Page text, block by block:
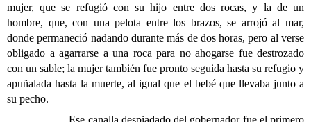
mujer, que se refugió con su hijo entre dos rocas, y la de un
hombre, que, con una pelota entre los brazos, se arrojó al mar,
donde permaneció nadando durante más de dos horas, pero al verse
obligado a agarrarse a una roca para no ahogarse fue destrozado
con un sable; la mujer también fue pronto seguida hasta su refugio y
apuñalada hasta la muerte, al igual que el bebé que llevaba junto a
su pecho.
Ese canalla despiadado del gobernador fue el primero